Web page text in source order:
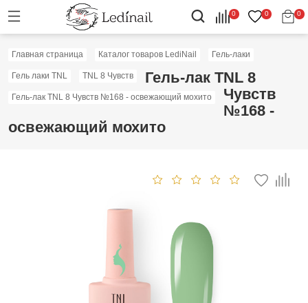
0 0 0
Главная страница Каталог товаров LediNail Гель-лаки
Гель лаки TNL TNL 8 Чувств
Гель-лак TNL 8 Чувств №168 - освежающий мохито
Гель-лак TNL 8
Чувств
№168 -
освежающий мохито